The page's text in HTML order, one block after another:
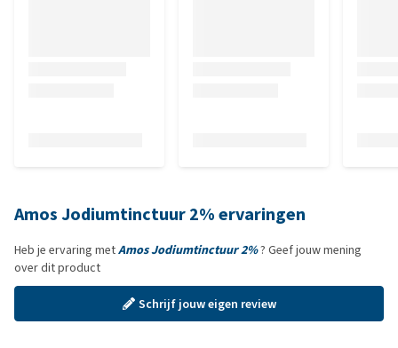
Amos Jodiumtinctuur 2% ervaringen
Heb je ervaring metAmos Jodiumtinctuur 2%? Geef jouw mening
over dit product
Schrijf jouw eigen review